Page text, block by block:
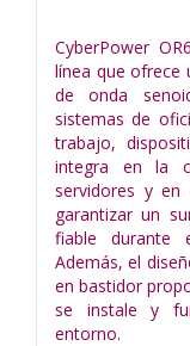
CyberPower
línea que ofrece
de onda
sistemas de
trabajo,
integra en la
servidores y
garantizar un
fiable durante
Además, el
en bastidor
se instale y
entorno.